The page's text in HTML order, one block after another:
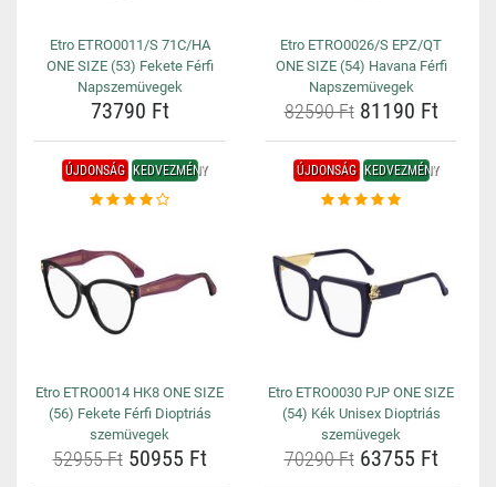
Etro ETRO0011/S 71C/HA
ONE SIZE (53) Fekete Férfi
Napszemüvegek
73790 Ft
Etro ETRO0026/S EPZ/QT
ONE SIZE (54) Havana Férfi
Napszemüvegek
82590 Ft81190 Ft
ÚJDONSÁG KEDVEZMÉNY
Etro ETRO0014 HK8 ONE SIZE
(56) Fekete Férfi Dioptriás
szemüvegek
52955 Ft50955 Ft
ÚJDONSÁG KEDVEZMÉNY
Etro ETRO0030 PJP ONE SIZE
(54) Kék Unisex Dioptriás
szemüvegek
70290 Ft63755 Ft